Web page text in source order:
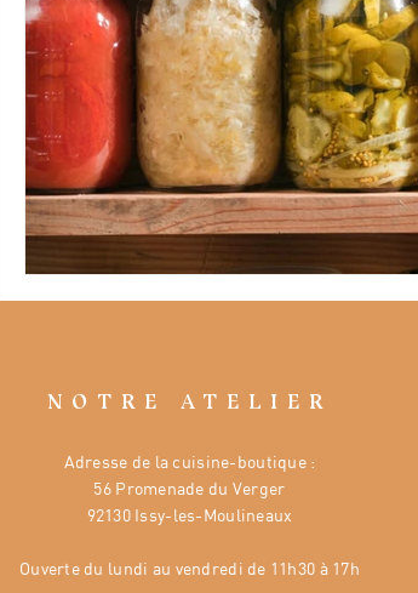
NOTRE ATELIER
Adresse de la cuisine-boutique :
56 Promenade du Verger
92130 Issy-les-Moulineaux
Ouverte du lundi au vendredi de 11h30 à 17h